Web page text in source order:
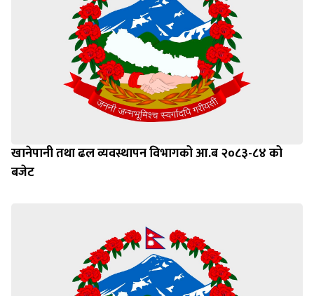
खानेपानी तथा ढल व्यवस्थापन विभागको आ.ब २०८३-८४ को
बजेट